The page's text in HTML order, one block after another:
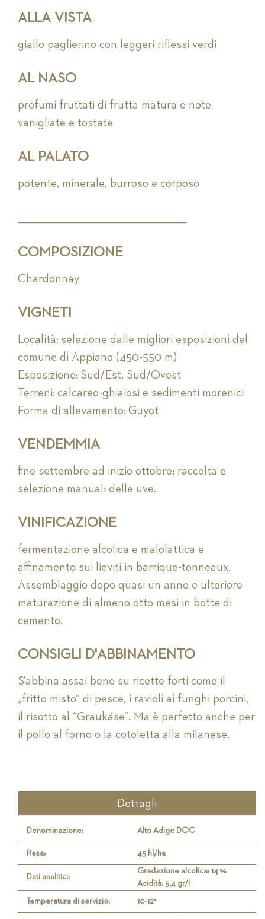
ALLA VISTA
giallo paglierino con leggeri riflessi verdi
AL NASO
profumi fruttati di frutta matura e note
vanigliate e tostate
AL PALATO
potente, minerale, burroso e corposo
COMPOSIZIONE
Chardonnay
VIGNETI
Località: selezione dalle migliori esposizioni del
comune di Appiano (450-550 m)
Esposizione: Sud/Est, Sud/Ovest
Terreni: calcareo-ghiaiosi e sedimenti morenici
Forma di allevamento: Guyot
VENDEMMIA
fine settembre ad inizio ottobre; raccolta e
selezione manuali delle uve.
VINIFICAZIONE
fermentazione alcolica e malolattica e
affinamento sui lieviti in barrique-tonneaux.
Assemblaggio dopo quasi un anno e ulteriore
maturazione di almeno otto mesi in botte di
cemento.
CONSIGLI D'ABBINAMENTO
S’abbina assai bene su ricette forti come il
„fritto misto“ di pesce, i ravioli ai funghi porcini,
il risotto al “Graukäse”. Ma è perfetto anche per
il pollo al forno o la cotoletta alla milanese.
Dettagli
Denominazione: Alto Adige DOC
Resa: 45 hl/ha
Dati analitici:
Gradazione alcolica: 14 %
Acidità: 5,4 gr/l
Temperatura di servizio: 10-12°